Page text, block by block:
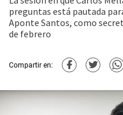
preguntas está pautada
Aponte Santos, como
de febrero
Compartir en: